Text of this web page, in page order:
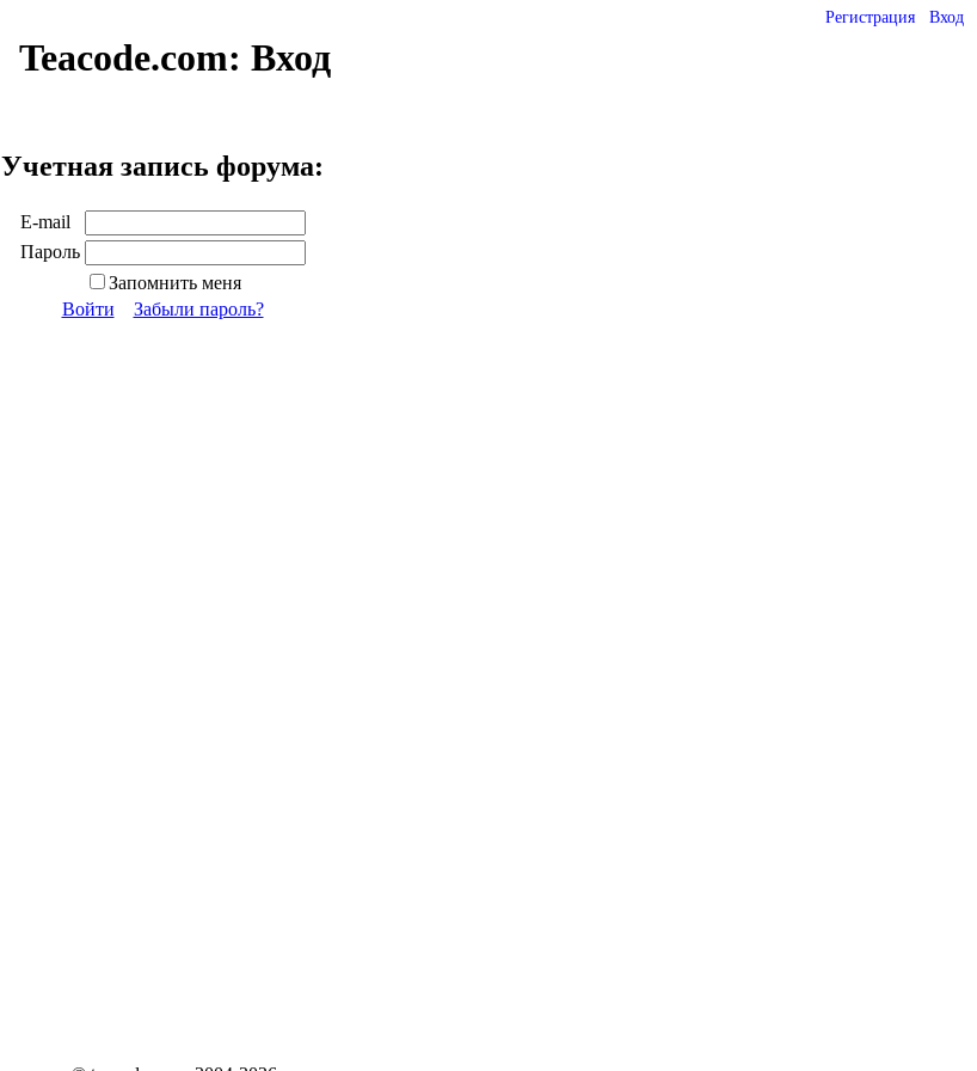
Регистрация Вход
Teacode.com: Вход
Учетная запись форума:
E-mail
Пароль
Запомнить меня
Войти
Забыли пароль?